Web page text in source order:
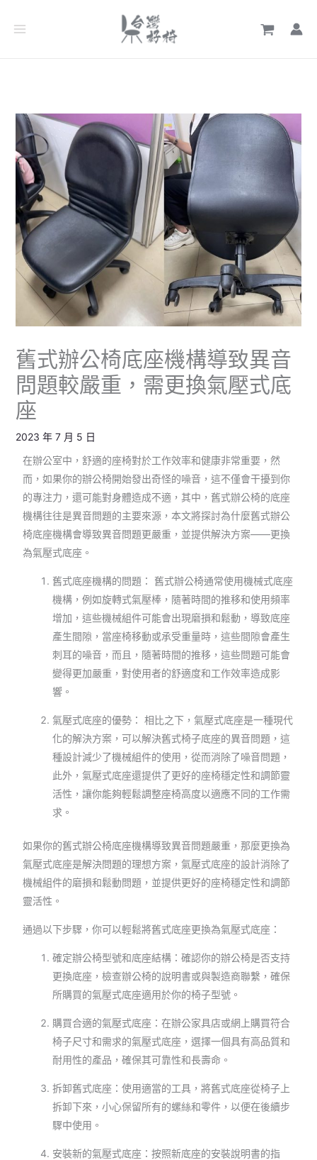
舊式辦公椅底座機構導致異音
問題較嚴重，需更換氣壓式底
座
2023 年 7 月 5 日
在辦公室中，舒適的座椅對於工作效率和健康非常重要，然
而，如果你的辦公椅開始發出奇怪的噪音，這不僅會干擾到你
的專注力，還可能對身體造成不適，其中，舊式辦公椅的底座
機構往往是異音問題的主要來源，本文將探討為什麼舊式辦公
椅底座機構會導致異音問題更嚴重，並提供解決方案——更換
為氣壓式底座。
舊式底座機構的問題： 舊式辦公椅通常使用機械式底座
機構，例如旋轉式氣壓棒，隨著時間的推移和使用頻率
增加，這些機械組件可能會出現磨損和鬆動，導致底座
產生間隙，當座椅移動或承受重量時，這些間隙會產生
刺耳的噪音，而且，隨著時間的推移，這些問題可能會
變得更加嚴重，對使用者的舒適度和工作效率造成影
響。
氣壓式底座的優勢： 相比之下，氣壓式底座是一種現代
化的解決方案，可以解決舊式椅子底座的異音問題，這
種設計減少了機械組件的使用，從而消除了噪音問題，
此外，氣壓式底座還提供了更好的座椅穩定性和調節靈
活性，讓你能夠輕鬆調整座椅高度以適應不同的工作需
求。
如果你的舊式辦公椅底座機構導致異音問題嚴重，那麼更換為
氣壓式底座是解決問題的理想方案，氣壓式底座的設計消除了
機械組件的磨損和鬆動問題，並提供更好的座椅穩定性和調節
靈活性。
通過以下步驟，你可以輕鬆將舊式底座更換為氣壓式底座：
確定辦公椅型號和底座結構：確認你的辦公椅是否支持
更換底座，檢查辦公椅的說明書或與製造商聯繫，確保
所購買的氣壓式底座適用於你的椅子型號。
購買合適的氣壓式底座：在辦公家具店或網上購買符合
椅子尺寸和需求的氣壓式底座，選擇一個具有高品質和
耐用性的產品，確保其可靠性和長壽命。
拆卸舊式底座：使用適當的工具，將舊式底座從椅子上
拆卸下來，小心保留所有的螺絲和零件，以便在後續步
驟中使用。
安裝新的氣壓式底座：按照新底座的安裝說明書的指
章